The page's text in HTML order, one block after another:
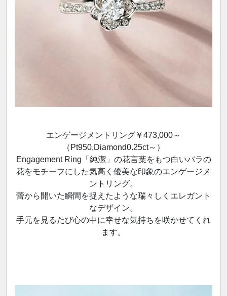
エンゲージメントリング￥473,000～
（Pt950,Diamond0.25ct～）
Engagement Ring「純潔」の花言葉をもつ白いバラの
花をモチーフにした気高く優美な印象のエンゲージメ
ントリング。
蕾から開いた瞬間を捉えたような瑞々しくエレガント
なデザイン。
手元を見るたび心の中に幸せな気持ちを咲かせてくれ
ます。